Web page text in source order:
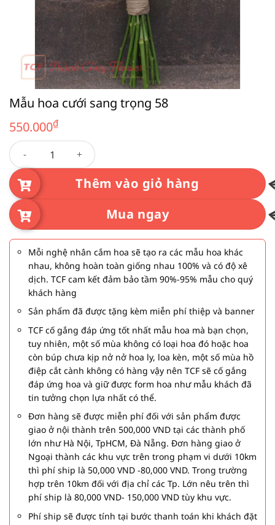
Mẫu hoa cưới sang trọng 58
550.000₫
Mẫu hoa cưới sang trọng 58 số lượng
Thêm vào giỏ hàng
Mua ngay
Mỗi nghệ nhân cắm hoa sẽ tạo ra các mẫu hoa khác
nhau, không hoàn toàn giống nhau 100% và có độ xê
dịch. TCF cam kết đảm bảo tầm 90%-95% mẫu cho quý
khách hàng
Sản phẩm đã được tặng kèm miễn phí thiệp và banner
TCF cố gắng đáp ứng tốt nhất mẫu hoa mà bạn chọn,
tuy nhiên, một số mùa không có loại hoa đó hoặc hoa
còn búp chưa kịp nở nở hoa ly, loa kèn, một số mùa hồ
điệp cắt cành không có hàng vậy nên TCF sẽ cố gắng
đáp ứng hoa và giữ được form hoa như mẫu khách đã
tin tưởng chọn lựa nhất có thể.
Đơn hàng sẽ được miễn phí đối với sản phẩm được
giao ở nội thành trên 500,000 VND tại các thành phố
lớn như Hà Nội, TpHCM, Đà Nẵng. Đơn hàng giao ở
Ngoại thành các khu vực trên trong phạm vi dưới 10km
thì phí ship là 50,000 VND -80,000 VND. Trong trường
hợp trên 10km đối với địa chỉ các Tp. Lớn nêu trên thì
phí ship là 80,000 VND- 150,000 VND tùy khu vực.
Phí ship sẽ được tính tại bước thanh toán khi khách đặt